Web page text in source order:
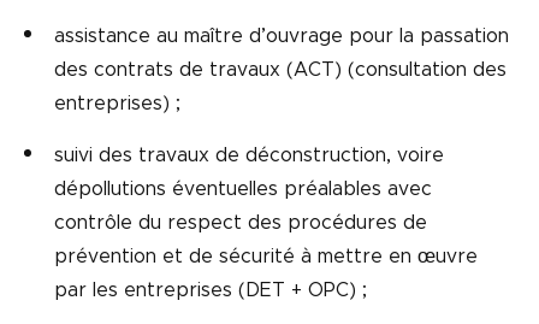
assistance au maître d’ouvrage pour la passation
des contrats de travaux (ACT) (consultation des
entreprises) ;
suivi des travaux de déconstruction, voire
dépollutions éventuelles préalables avec
contrôle du respect des procédures de
prévention et de sécurité à mettre en œuvre
par les entreprises (DET + OPC) ;